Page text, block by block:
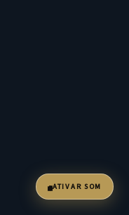
ATIVAR SOM